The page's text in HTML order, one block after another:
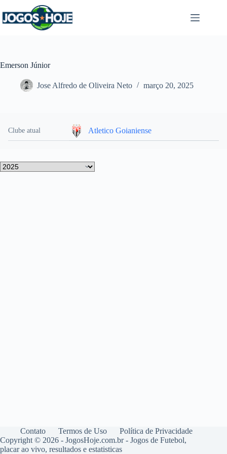
para
o
Emerson Júnior
Jose Alfredo de Oliveira Neto março 20, 2025
Clube atual Atletico Goianiense
Contato Termos de Uso
Política de Privacidade
Copyright © 2026 - JogosHoje.com.br - Jogos de Futebol,
placar ao vivo, resultados e estatisticas